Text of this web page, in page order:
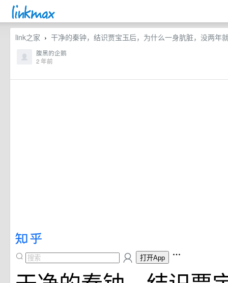
link之家 › 干净的秦钟，结识贾宝玉后，为什么一身肮脏，没两年
腹黑的企鹅
2 年前
打开App